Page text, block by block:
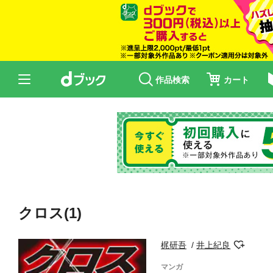
作品検索 カート
クロス(1)
梶研吾 井上紀良
マンガ